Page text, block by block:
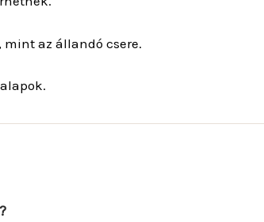
az állandó csere.